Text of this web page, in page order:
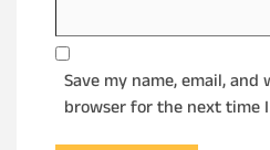
Save my name, email,
browser for the next time